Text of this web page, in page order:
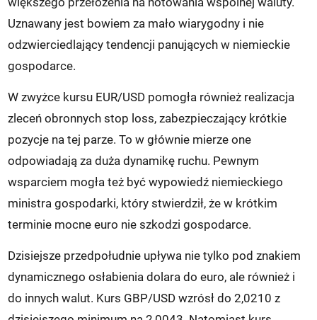
Uznawany jest bowiem za mało wiarygodny i nie
odzwierciedlający tendencji panujących w niemieckie
gospodarce.
W zwyżce kursu EUR/USD pomogła również realizacja
zleceń obronnych stop loss, zabezpieczający krótkie
pozycje na tej parze. To w głównie mierze one
odpowiadają za duża dynamikę ruchu. Pewnym
wsparciem mogła też być wypowiedź niemieckiego
ministra gospodarki, który stwierdził, że w krótkim
terminie mocne euro nie szkodzi gospodarce.
Dzisiejsze przedpołudnie upływa nie tylko pod znakiem
dynamicznego osłabienia dolara do euro, ale również i
do innych walut. Kurs GBP/USD wzrósł do 2,0210 z